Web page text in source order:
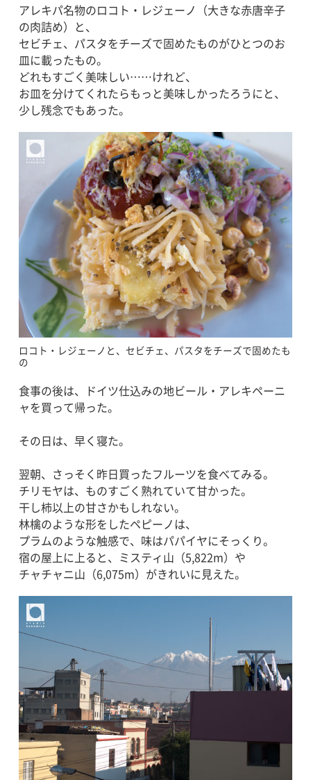
アレキパ名物のロコト・レジェーノ（大きな赤唐辛子
の肉詰め）と、
セビチェ、パスタをチーズで固めたものがひとつのお
皿に載ったもの。
どれもすごく美味しい……けれど、
お皿を分けてくれたらもっと美味しかったろうにと、
少し残念でもあった。
ロコト・レジェーノと、セビチェ、パスタをチーズで固めたも
の
食事の後は、ドイツ仕込みの地ビール・アレキペーニ
ャを買って帰った。
その日は、早く寝た。
翌朝、さっそく昨日買ったフルーツを食べてみる。
チリモヤは、ものすごく熟れていて甘かった。
干し柿以上の甘さかもしれない。
林檎のような形をしたペピーノは、
プラムのような触感で、味はパパイヤにそっくり。
宿の屋上に上ると、ミスティ山（5,822m）や
チャチャニ山（6,075m）がきれいに見えた。